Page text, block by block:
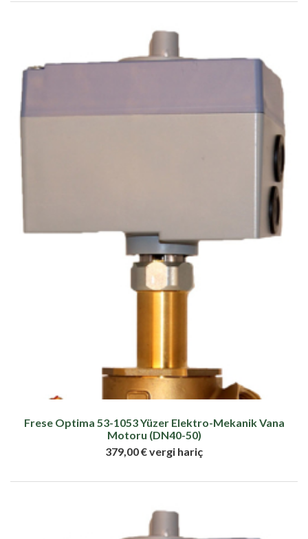
Frese Optima 53-1053 Yüzer Elektro-Mekanik Vana
Motoru (DN40-50)
379,00 € vergi hariç